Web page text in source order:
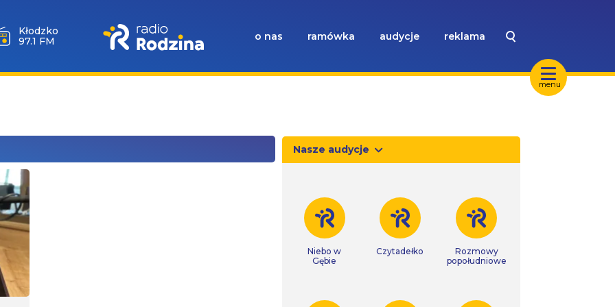
menu
Wołów
99.6 FM
o nas ramówka audycje reklama
Nasze audycje
Niebo w
Gębie
Czytadełko
Rozmowy
popołudniowe